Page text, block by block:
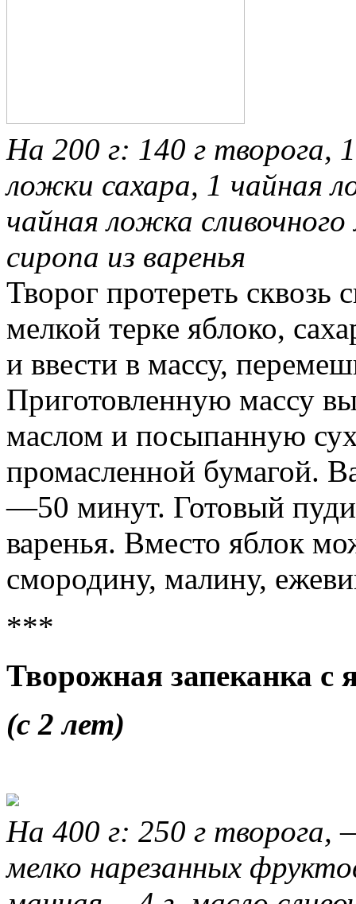
На 200 г: 140 г творога,
ложки сахара, 1 чайная
чайная ложка
сиропа из варенья
Творог протереть сквозь
мелкой терке яблоко,
и ввести в массу,
Приготовленную массу
маслом и посыпанную
промасленной бумагой.
—50 минут. Готовый
варенья. Вместо яблок
смородину, малину,
***
Творожная запеканка с
(с 2 лет)
На 400 г: 250 г творога,
мелко нарезанных